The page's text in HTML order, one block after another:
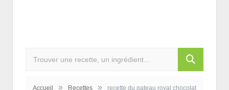
Accueil » Recettes »
recette du gateau royal chocolat